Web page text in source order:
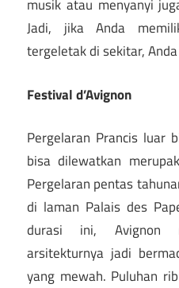
musik atau menyanyi
Jadi, jika Anda
tergeletak di sekitar,
Festival d’Avignon
Pergelaran Prancis luar
bisa dilewatkan
Pergelaran pentas
di laman Palais des
durasi ini, Avignon
arsitekturnya jadi
yang mewah. Puluhan